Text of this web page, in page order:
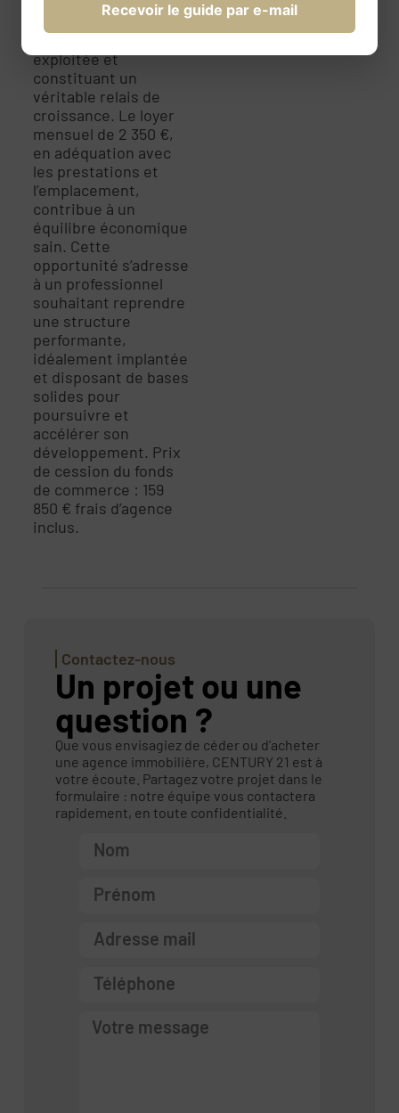
gestion locative,
exploitée et
constituant un
véritable relais de
croissance. Le loyer
mensuel de 2 350 €,
en adéquation avec
les prestations et
l’emplacement,
contribue à un
équilibre économique
sain. Cette
opportunité s’adresse
à un professionnel
souhaitant reprendre
une structure
performante,
idéalement implantée
et disposant de bases
solides pour
poursuivre et
accélérer son
développement. Prix
de cession du fonds
de commerce : 159
850 € frais d’agence
inclus.
Contactez-nous
Un projet ou une
question ?
Que vous envisagiez de céder ou d’acheter
une agence immobilière, CENTURY 21 est à
votre écoute. Partagez votre projet dans le
formulaire : notre équipe vous contactera
rapidement, en toute confidentialité.
Recevoir le guide par e-mail